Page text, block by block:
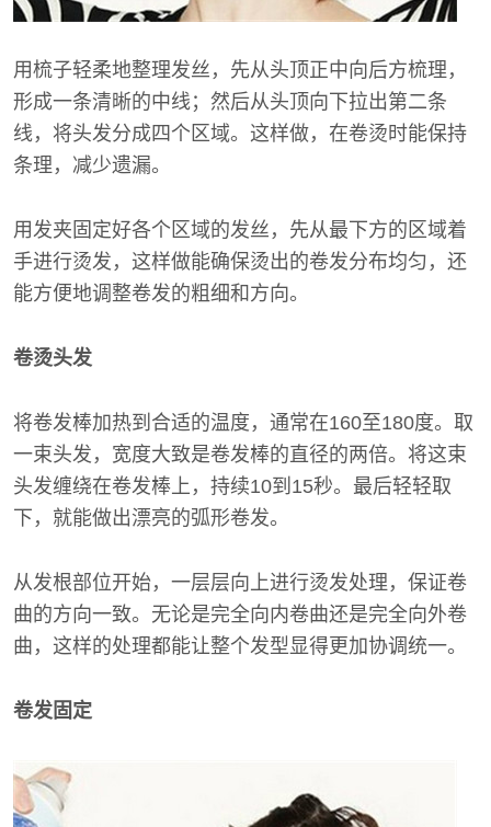
用梳子轻柔地整理发丝，先从头顶正中向后方梳理，
形成一条清晰的中线；然后从头顶向下拉出第二条
线，将头发分成四个区域。这样做，在卷烫时能保持
条理，减少遗漏。
用发夹固定好各个区域的发丝，先从最下方的区域着
手进行烫发，这样做能确保烫出的卷发分布均匀，还
能方便地调整卷发的粗细和方向。
卷烫头发
将卷发棒加热到合适的温度，通常在160至180度。取
一束头发，宽度大致是卷发棒的直径的两倍。将这束
头发缠绕在卷发棒上，持续10到15秒。最后轻轻取
下，就能做出漂亮的弧形卷发。
从发根部位开始，一层层向上进行烫发处理，保证卷
曲的方向一致。无论是完全向内卷曲还是完全向外卷
曲，这样的处理都能让整个发型显得更加协调统一。
卷发固定